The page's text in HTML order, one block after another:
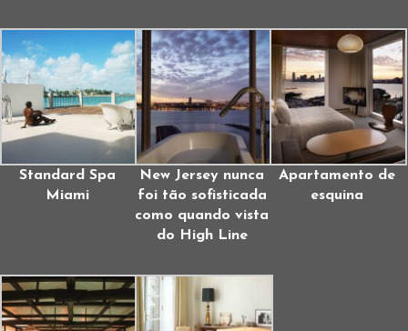
Standard Spa
Miami
New Jersey nunca
foi tão sofisticada
como quando vista
do High Line
Apartamento de
esquina